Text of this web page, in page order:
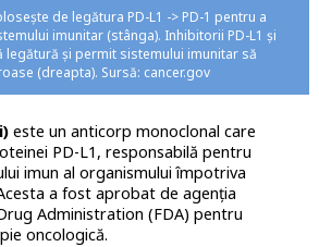
de legătura PD-L1 -> PD-1 pentru a
imunitar (stânga). Inhibitorii PD-L1 și
legătură și permit sistemului imunitar să
(dreapta). Sursă: cancer.gov
este un anticorp monoclonal care
PD-L1, responsabilă pentru
imun al organismului împotriva
a fost aprobat de agenția
Administration (FDA) pentru
oncologică.